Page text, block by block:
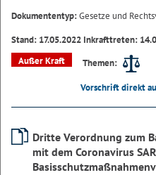
Dokumententyp:Gesetze und
Stand: 17.05.2022 Inkrafttreten:
Außer Kraft
Themen:
Vorschrift direkt
Dritte Verordnung zum
mit dem Coronavirus